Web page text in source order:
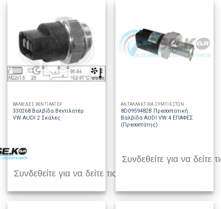
ΒΑΛΒΙΔΕΣ ΒΕΝΤΙΛΑΤΕΡ
330268 Βαλβίδα Βεντιλατέρ
VW AUDI 2 Σκάλες
Συνδεθείτε για να δείτε τις τιμές
ΑΝΤΑΛΛΑΚΤΙΚΑ ΣΥΜΠΙΕΣΤΩΝ
8D0959482B Πρεσοστατική
Βαλβίδα AUDI VW 4 ΕΠΑΦΕΣ
(Πρεσοστάτης)
Συνδεθείτε για να δείτε